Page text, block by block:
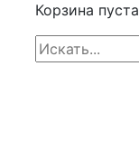
Корзина пуста